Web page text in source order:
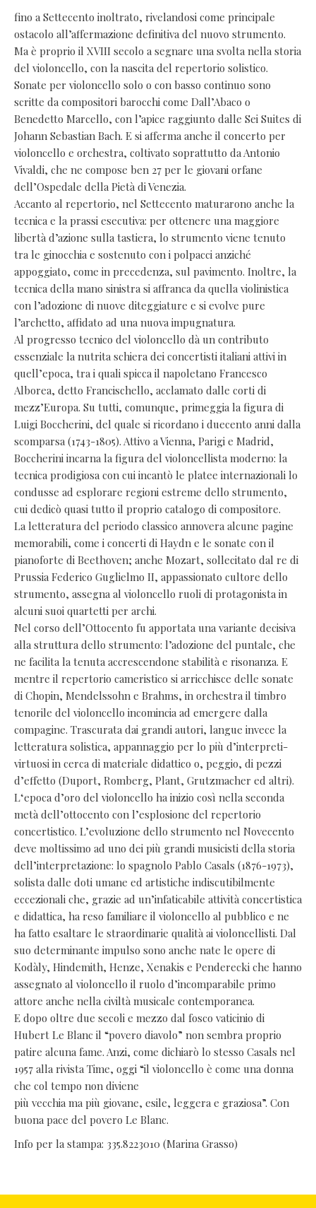
fino a Settecento inoltrato, rivelandosi come principale
ostacolo all’affermazione definitiva del nuovo strumento.
Ma è proprio il XVIII secolo a segnare una svolta nella storia
del violoncello, con la nascita del repertorio solistico.
Sonate per violoncello solo o con basso continuo sono
scritte da compositori barocchi come Dall’Abaco o
Benedetto Marcello, con l’apice raggiunto dalle Sei Suites di
Johann Sebastian Bach. E si afferma anche il concerto per
violoncello e orchestra, coltivato soprattutto da Antonio
Vivaldi, che ne compose ben 27 per le giovani orfane
dell’Ospedale della Pietà di Venezia.
Accanto al repertorio, nel Settecento maturarono anche la
tecnica e la prassi esecutiva: per ottenere una maggiore
libertà d’azione sulla tastiera, lo strumento viene tenuto
tra le ginocchia e sostenuto con i polpacci anziché
appoggiato, come in precedenza, sul pavimento. Inoltre, la
tecnica della mano sinistra si affranca da quella violinistica
con l’adozione di nuove diteggiature e si evolve pure
l’archetto, affidato ad una nuova impugnatura.
Al progresso tecnico del violoncello dà un contributo
essenziale la nutrita schiera dei concertisti italiani attivi in
quell’epoca, tra i quali spicca il napoletano Francesco
Alborea, detto Francischello, acclamato dalle corti di
mezz’Europa. Su tutti, comunque, primeggia la figura di
Luigi Boccherini, del quale si ricordano i duecento anni dalla
scomparsa (1743-1805). Attivo a Vienna, Parigi e Madrid,
Boccherini incarna la figura del violoncellista moderno: la
tecnica prodigiosa con cui incantò le platee internazionali lo
condusse ad esplorare regioni estreme dello strumento,
cui dedicò quasi tutto il proprio catalogo di compositore.
La letteratura del periodo classico annovera alcune pagine
memorabili, come i concerti di Haydn e le sonate con il
pianoforte di Beethoven; anche Mozart, sollecitato dal re di
Prussia Federico Guglielmo II, appassionato cultore dello
strumento, assegna al violoncello ruoli di protagonista in
alcuni suoi quartetti per archi.
Nel corso dell’Ottocento fu apportata una variante decisiva
alla struttura dello strumento: l’adozione del puntale, che
ne facilita la tenuta accrescendone stabilità e risonanza. E
mentre il repertorio cameristico si arricchisce delle sonate
di Chopin, Mendelssohn e Brahms, in orchestra il timbro
tenorile del violoncello incomincia ad emergere dalla
compagine. Trascurata dai grandi autori, langue invece la
letteratura solistica, appannaggio per lo più d’interpreti-
virtuosi in cerca di materiale didattico o, peggio, di pezzi
d’effetto (Duport, Romberg, Plant, Grutzmacher ed altri).
L‘epoca d’oro del violoncello ha inizio così nella seconda
metà dell’ottocento con l’esplosione del repertorio
concertistico. L’evoluzione dello strumento nel Novecento
deve moltissimo ad uno dei più grandi musicisti della storia
dell’interpretazione: lo spagnolo Pablo Casals (1876-1973),
solista dalle doti umane ed artistiche indiscutibilmente
eccezionali che, grazie ad un’infaticabile attività concertistica
e didattica, ha reso familiare il violoncello al pubblico e ne
ha fatto esaltare le straordinarie qualità ai violoncellisti. Dal
suo determinante impulso sono anche nate le opere di
Kodàly, Hindemith, Henze, Xenakis e Penderecki che hanno
assegnato al violoncello il ruolo d’incomparabile primo
attore anche nella civiltà musicale contemporanea.
E dopo oltre due secoli e mezzo dal fosco vaticinio di
Hubert Le Blanc il “povero diavolo” non sembra proprio
patire alcuna fame. Anzi, come dichiarò lo stesso Casals nel
1957 alla rivista Time, oggi “il violoncello è come una donna
che col tempo non diviene
più vecchia ma più giovane, esile, leggera e graziosa”. Con
buona pace del povero Le Blanc.
Info per la stampa: 335.8223010 (Marina Grasso)